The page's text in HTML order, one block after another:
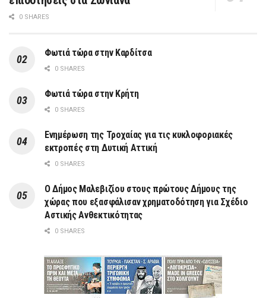
0 SHARES
Φωτιά τώρα στην Καρδίτσα
0 SHARES
Φωτιά τώρα στην Κρήτη
0 SHARES
Ενημέρωση της Τροχαίας για τις κυκλοφοριακές
εκτροπές στη Δυτική Αττική
0 SHARES
Ο Δήμος Μαλεβιζίου στους πρώτους Δήμους της
χώρας που εξασφάλισαν χρηματοδότηση για Σχέδιο
Αστικής Ανθεκτικότητας
0 SHARES